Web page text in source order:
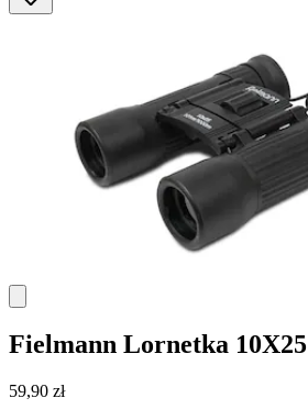
Fielmann Lornetka 10X25
59,90 zł